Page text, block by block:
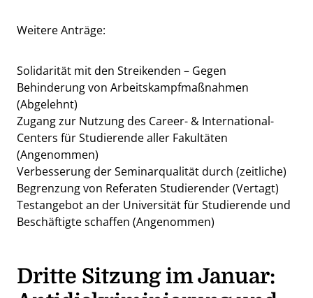
Weitere Anträge:
Solidarität mit den Streikenden – Gegen
Behinderung von Arbeitskampfmaßnahmen
(Abgelehnt)
Zugang zur Nutzung des Career- & International-
Centers für Studierende aller Fakultäten
(Angenommen)
Verbesserung der Seminarqualität durch (zeitliche)
Begrenzung von Referaten Studierender (Vertagt)
Testangebot an der Universität für Studierende und
Beschäftigte schaffen (Angenommen)
Dritte Sitzung im Januar: